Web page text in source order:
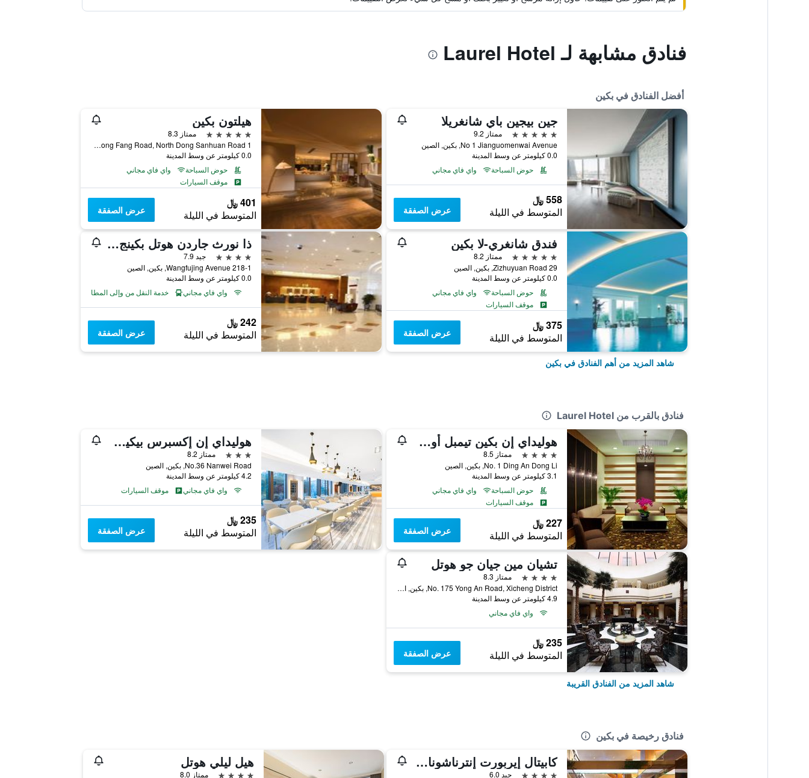
فنادق مشابهة لـ Laurel Hotel
أفضل الفنادق في بكين
جين بيجين باي شانغريلا
5 نجوم
ممتاز 9.2
No 1 Jianguomenwai Avenue, بكين, الصين
0.0 كيلومتر عن وسط المدينة
حوض السباحة
واي فاي مجاني
558 ﷼
المتوسط في الليلة عرض الصفقة
هيلتون بكين
5 نجوم
ممتاز 8.3
1 Dong Fang Road, North Dong Sanhuan Road, بكين, الصين
0.0 كيلومتر عن وسط المدينة
حوض السباحة
واي فاي مجاني
موقف السيارات
401 ﷼
المتوسط في الليلة عرض الصفقة
فندق شانغري-لا بكين
5 نجوم
ممتاز 8.2
29 Zizhuyuan Road, بكين, الصين
0.0 كيلومتر عن وسط المدينة
حوض السباحة
واي فاي مجاني
موقف السيارات
375 ﷼
المتوسط في الليلة عرض الصفقة
ذا نورث جاردن هوتل بكينج وانج فو جينج
4 نجوم
جيد 7.9
218-1 Wangfujing Avenue, بكين, الصين
0.0 كيلومتر عن وسط المدينة
واي فاي مجاني
خدمة النقل من وإلى المطار
242 ﷼
المتوسط في الليلة عرض الصفقة
شاهد المزيد من أهم الفنادق في بكين
فنادق بالقرب من Laurel Hotel
هوليداي إن بكين تيمبل أوف هيفن باي آيتش جي
4 نجوم
ممتاز 8.5
No. 1 Ding An Dong Li, بكين, الصين
3.1 كيلومتر عن وسط المدينة
حوض السباحة
واي فاي مجاني
موقف السيارات
227 ﷼
المتوسط في الليلة عرض الصفقة
هوليداي إن إكسبرس بيكين تيمبل أوف هيفن باي آيتش جي
3 نجوم
ممتاز 8.2
No.36 Nanwei Road, بكين, الصين
4.2 كيلومتر عن وسط المدينة
واي فاي مجاني
موقف السيارات
235 ﷼
المتوسط في الليلة عرض الصفقة
تشيان مين جيان جو هوتل
4 نجوم
ممتاز 8.3
No. 175 Yong An Road, Xicheng District, بكين, الصين
4.9 كيلومتر عن وسط المدينة
واي فاي مجاني
235 ﷼
المتوسط في الليلة عرض الصفقة
شاهد المزيد من الفنادق القريبة
فنادق رخيصة في بكين
كابيتال إيربورت إنترناشونال هوتل
4 نجوم جيد 6.0
هيل ليلي هوتل
4 نجوم ممتاز 8.0